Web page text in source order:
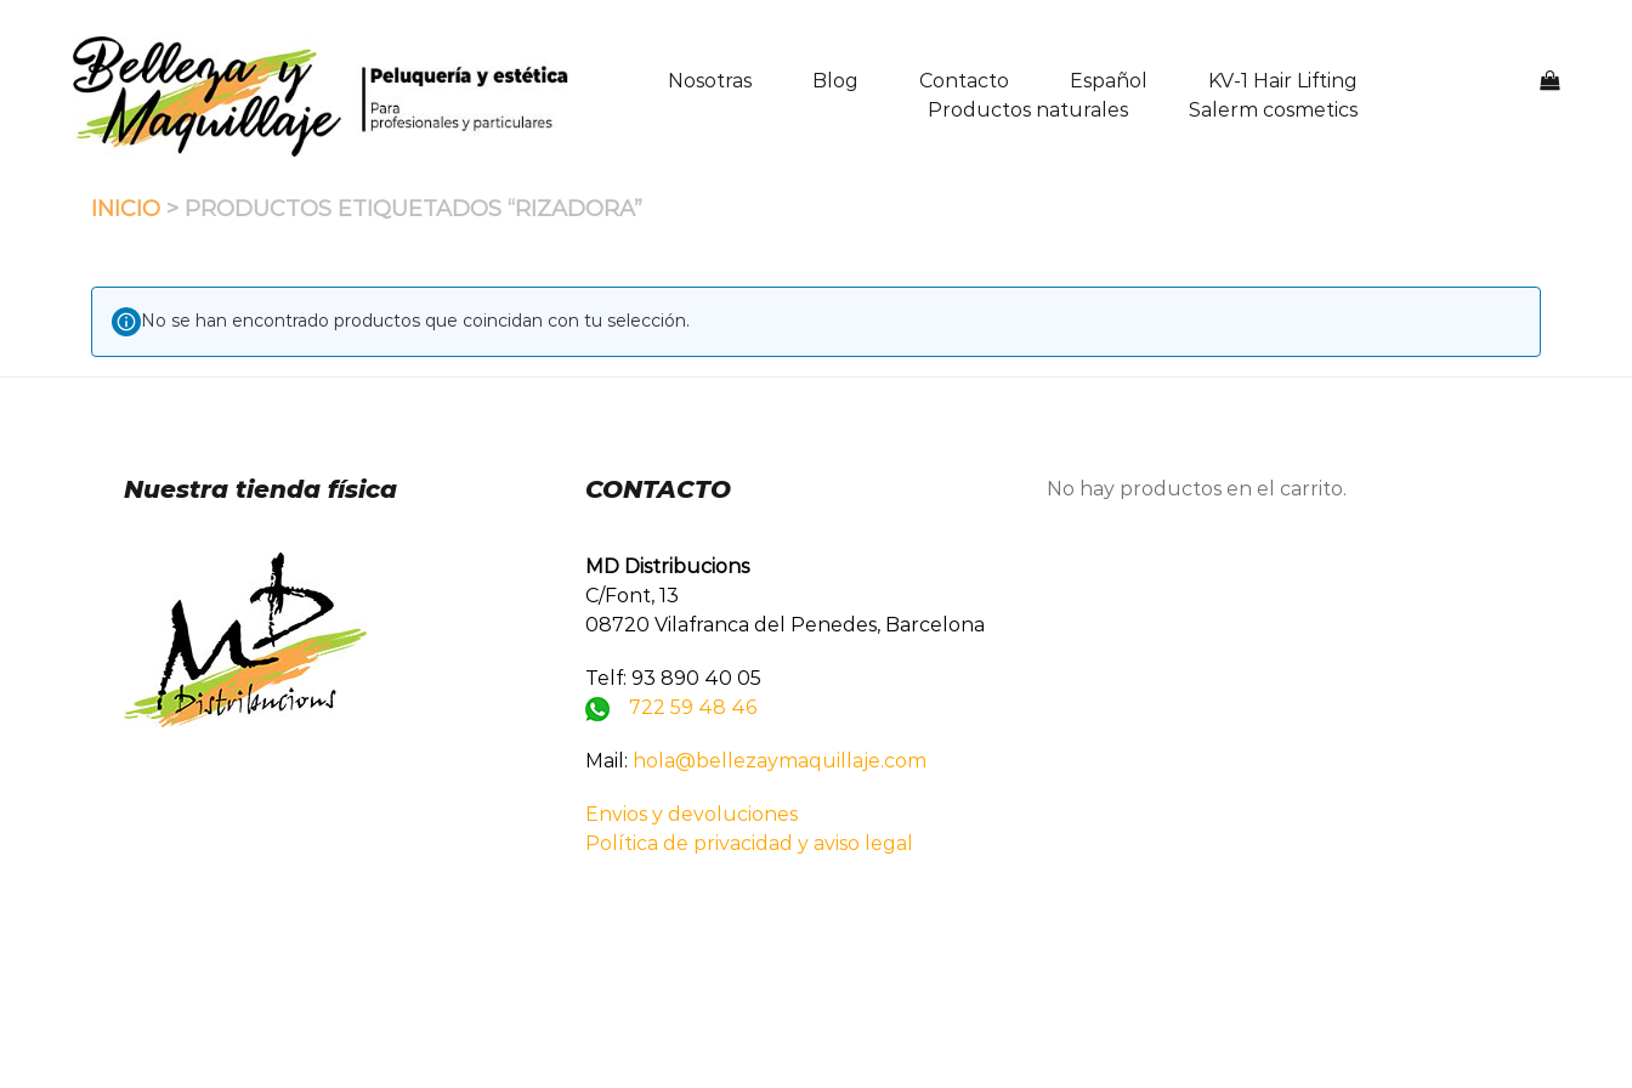
contenido
Nosotras Blog Contacto Español
KV-1 Hair Lifting
Productos naturales
Salerm cosmetics
INICIO > PRODUCTOS ETIQUETADOS “RIZADORA”
No se han encontrado productos que coincidan con tu selección.
Nuestra tienda física CONTACTO
MD Distribucions
C/Font, 13
08720 Vilafranca del Penedes, Barcelona
Telf: 93 890 40 05
722 59 48 46
Mail: hola@bellezaymaquillaje.com
Envios y devoluciones
Política de privacidad y aviso legal
No hay productos en el carrito.